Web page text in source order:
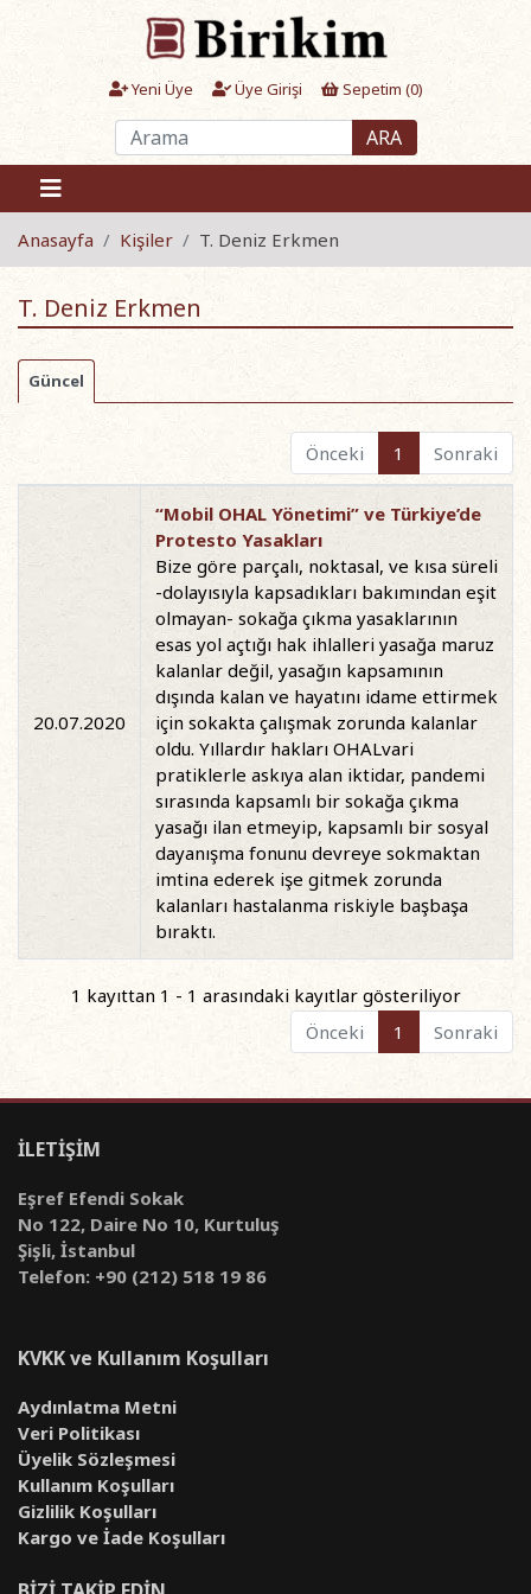
Yeni Üye Üye Girişi Sepetim (0)
ARA
Anasayfa Kişiler T. Deniz Erkmen
T. Deniz Erkmen
Güncel
Önceki 1 Sonraki
20.07.2020
“Mobil OHAL Yönetimi” ve Türkiye’de
Protesto Yasakları
Bize göre parçalı, noktasal, ve kısa süreli
-dolayısıyla kapsadıkları bakımından eşit
olmayan- sokağa çıkma yasaklarının
esas yol açtığı hak ihlalleri yasağa maruz
kalanlar değil, yasağın kapsamının
dışında kalan ve hayatını idame ettirmek
için sokakta çalışmak zorunda kalanlar
oldu. Yıllardır hakları OHALvari
pratiklerle askıya alan iktidar, pandemi
sırasında kapsamlı bir sokağa çıkma
yasağı ilan etmeyip, kapsamlı bir sosyal
dayanışma fonunu devreye sokmaktan
imtina ederek işe gitmek zorunda
kalanları hastalanma riskiyle başbaşa
bıraktı.
1 kayıttan 1 - 1 arasındaki kayıtlar gösteriliyor
Önceki
1 Sonraki
İLETİŞİM
Eşref Efendi Sokak
No 122, Daire No 10, Kurtuluş
Şişli, İstanbul
Telefon: +90 (212) 518 19 86
KVKK ve Kullanım Koşulları
Aydınlatma Metni
Veri Politikası
Üyelik Sözleşmesi
Kullanım Koşulları
Gizlilik Koşulları
Kargo ve İade Koşulları